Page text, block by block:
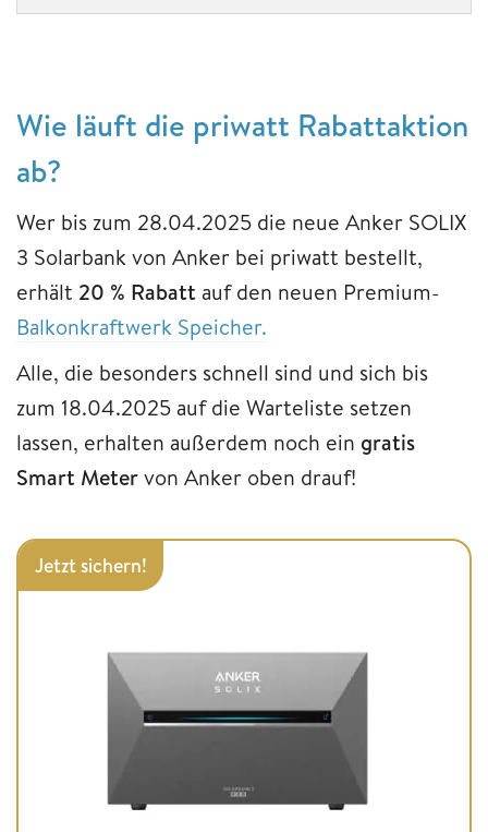
Wie läuft die priwatt Rabattaktion
ab?
Wer bis zum 28.04.2025 die neue Anker SOLIX
3 Solarbank von Anker bei priwatt bestellt,
erhält 20 % Rabatt auf den neuen Premium-
Balkonkraftwerk Speicher.
Alle, die besonders schnell sind und sich bis
zum 18.04.2025 auf die Warteliste setzen
lassen, erhalten außerdem noch ein gratis
Smart Metervon Anker oben drauf!
Jetzt sichern!